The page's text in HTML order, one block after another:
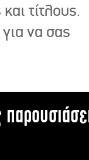
τίτλους.
να σας